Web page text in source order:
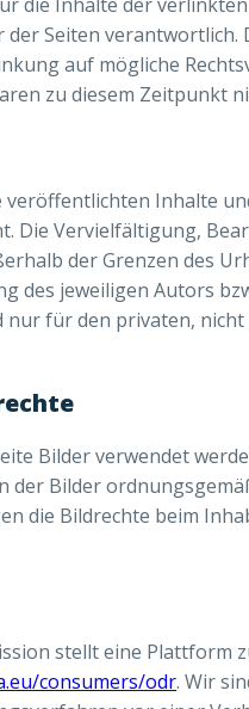
Seiten verantwortlich.
auf mögliche
zu diesem Zeitpunkt
veröffentlichten Inhalte
Die Vervielfältigung,
der Grenzen des
des jeweiligen Autors
nur für den privaten,
Bilder verwendet
der Bilder
die Bildrechte beim
stellt eine Plattform
consumers/odr. Wir